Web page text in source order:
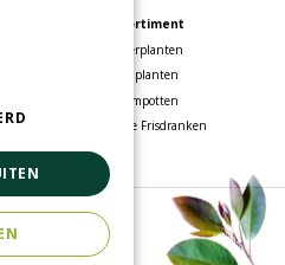
Assortiment
Kamerplanten
Tuinplanten
Bloempotten
Voordelige Frisdranken
Oosterhout
Solutions